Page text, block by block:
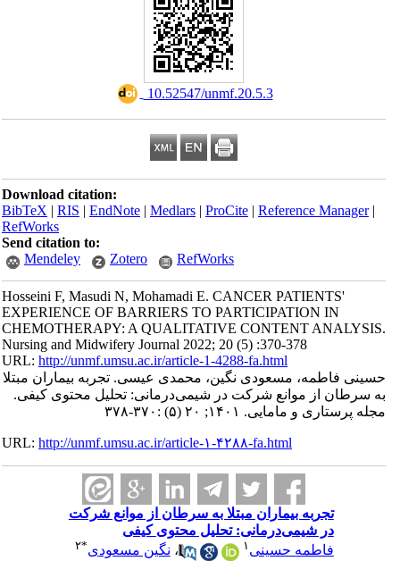
‎ 10.52547/unmf.20.5.3
Download citation:
BibTeX|RIS|EndNote|Medlars|ProCite|Reference Manager
RefWorks
Send citation to:
Mendeley
Zotero RefWorks
Hosseini F, Masudi N, Mohamadi E. CANCER PATIENTS'
EXPERIENCE OF BARRIERS TO PARTICIPATION IN
CHEMOTHERAPY: A QUALITATIVE CONTENT ANALYSIS.
Nursing and Midwifery Journal 2022; 20 (5) :370-378
URL:http://unmf.umsu.ac.ir/article-1-4288-fa.html
حسینی فاطمه، مسعودی نگین، محمدی عیسی. تجربه بیماران مبتلا
به سرطان از موانع شرکت در شیمی‌درمانی: تحلیل محتوی کیفی.
مجله پرستاری و مامایی. ۱۴۰۱; ۲۰ (۵) :۳۷۰-۳۷۸
URL:http://unmf.umsu.ac.ir/article-۱-۴۲۸۸-fa.html
تجربه بیماران مبتلا به سرطان از موانع شرکت
در شیمی‌درمانی: تحلیل محتوی کیفی
فاطمه حسینی
،نگین مسعودی* ۲